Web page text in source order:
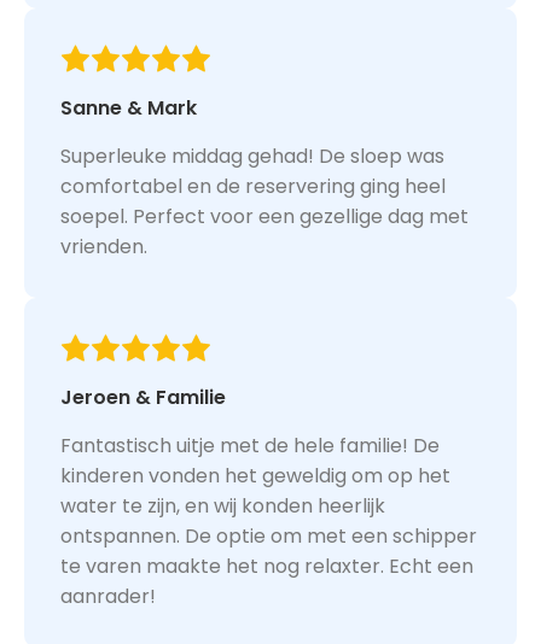
Sanne & Mark
Superleuke middag gehad! De sloep was
comfortabel en de reservering ging heel
soepel. Perfect voor een gezellige dag met
vrienden.
Jeroen & Familie
Fantastisch uitje met de hele familie! De
kinderen vonden het geweldig om op het
water te zijn, en wij konden heerlijk
ontspannen. De optie om met een schipper
te varen maakte het nog relaxter. Echt een
aanrader!